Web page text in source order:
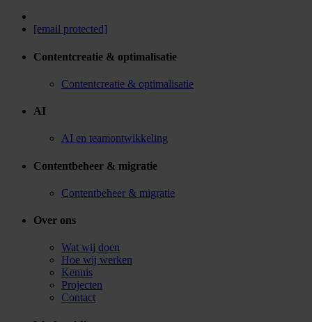
[email protected]
Contentcreatie & optimalisatie
Contentcreatie & optimalisatie
AI
AI en teamontwikkeling
Contentbeheer & migratie
Contentbeheer & migratie
Over ons
Wat wij doen
Hoe wij werken
Kennis
Projecten
Contact